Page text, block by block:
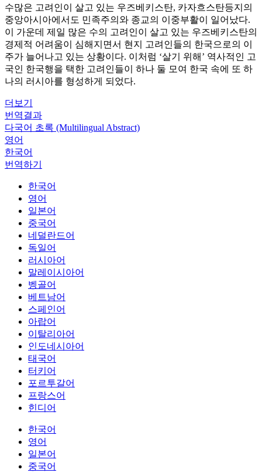
수많은 고려인이 살고 있는 우즈베키스탄, 카자흐스탄등지의
중앙아시아에서도 민족주의와 종교의 이중부활이 일어났다.
이 가운데 제일 많은 수의 고려인이 살고 있는 우즈베키스탄의
경제적 어려움이 심해지면서 현지 고려인들의 한국으로의 이
주가 늘어나고 있는 상황이다. 이처럼 ‘살기 위해’ 역사적인 고
국인 한국행을 택한 고려인들이 하나 둘 모여 한국 속에 또 하
나의 러시아를 형성하게 되었다.
더보기
번역결과
다국어 초록 (Multilingual Abstract)
영어
한국어
번역하기
한국어
영어
일본어
중국어
네덜란드어
독일어
러시아어
말레이시아어
벵골어
베트남어
스페인어
아랍어
이탈리아어
인도네시아어
태국어
터키어
포르투갈어
프랑스어
힌디어
한국어
영어
일본어
중국어